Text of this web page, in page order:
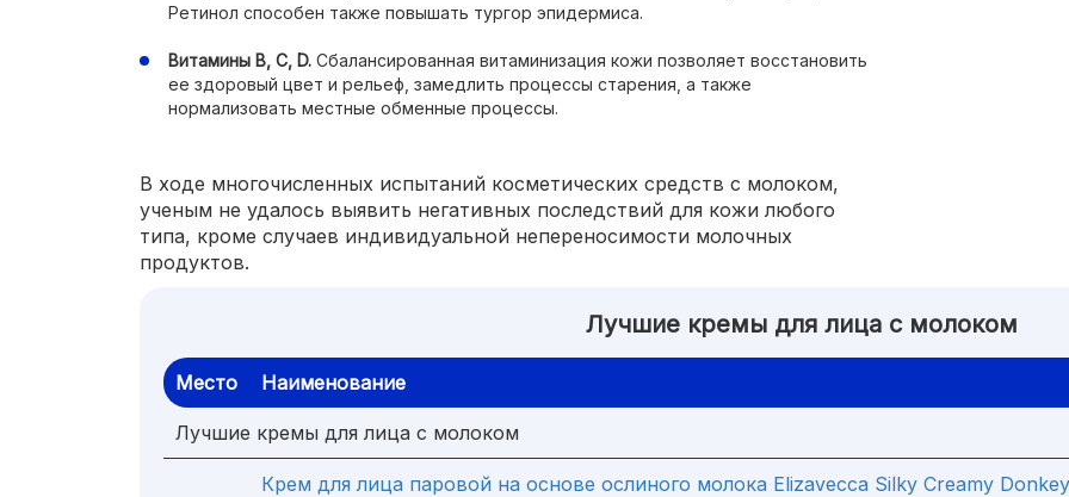
Ретинол способен также повышать тургор эпидермиса.
Витамины В, С, D. Сбалансированная витаминизация кожи позволяет восстановить
ее здоровый цвет и рельеф, замедлить процессы старения, а также
нормализовать местные обменные процессы.
В ходе многочисленных испытаний косметических средств с молоком,
ученым не удалось выявить негативных последствий для кожи любого
типа, кроме случаев индивидуальной непереносимости молочных
продуктов.
Лучшие кремы для лица с молоком
Место Наименование
Лучшие кремы для лица с молоком
Крем для лица паровой на основе ослиного молока Elizavecca Silky Creamy